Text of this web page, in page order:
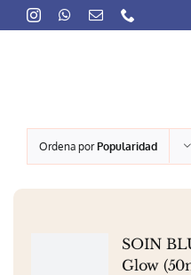
to
La marca
Lait-Crème
Productos
Ordena porPopularidad
SOIN
Glow